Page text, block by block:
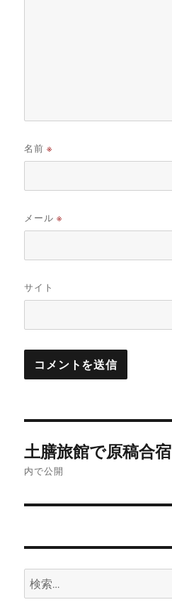
名前※
メール※
サイト
稿
ゲ
ー
土膳旅館で原稿合宿
内で公開
検
索: